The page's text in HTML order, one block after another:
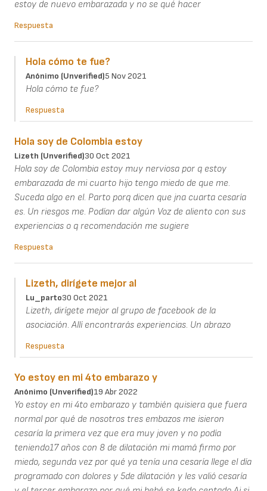
estoy de nuevo embarazada y no se qué hacer
Respuesta
Hola cómo te fue?
Anónimo (unverified)5 Nov 2021
Hola cómo te fue?
Respuesta
Hola soy de Colombia estoy
Lizeth (unverified)30 Oct 2021
Hola soy de Colombia estoy muy nerviosa por q estoy
embarazada de mi cuarto hijo tengo miedo de que me.
Suceda algo en el. Parto porq dicen que jna cuarta cesaría
es. Un riesgos me. Podían dar algún Voz de aliento con sus
experiencias o q recomendación me sugiere
Respuesta
Lizeth, dirígete mejor al
Lu_parto30 Oct 2021
Lizeth, dirígete mejor al grupo de facebook de la
asociación. Allí encontrarás experiencias. Un abrazo
Respuesta
Yo estoy en mi 4to embarazo y
Anónimo (unverified)19 Abr 2022
Yo estoy en mi 4to embarazo y también quisiera que fuera
normal por qué de nosotros tres embazos me isieron
cesaría la primera vez que era muy joven y no podía
teniendo17 años con 8 de dilatación mi mamá firmo por
miedo, segunda vez por qué ya tenía una cesaría llege el día
programado con dolores y 5de dilatación y les valió cesaría